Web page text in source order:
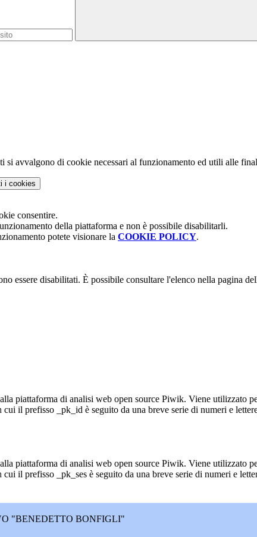
si avvalgono di cookie necessari al funzionamento ed utili alle
i cookies
consentire.
della piattaforma e non è possibile disabilitarli.
potete visionare la COOKIE POLICY.
essere disabilitati. È possibile consultare l'elenco nella pagina
piattaforma di analisi web open source Piwik. Viene utilizzato
il prefisso _pk_id è seguito da una breve serie di numeri e
piattaforma di analisi web open source Piwik. Viene utilizzato
il prefisso _pk_ses è seguito da una breve serie di numeri e
"BENEDETTO BONFIGLI"